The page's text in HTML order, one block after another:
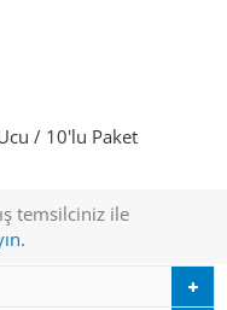
/ 10'lu Paket
temsilciniz ile